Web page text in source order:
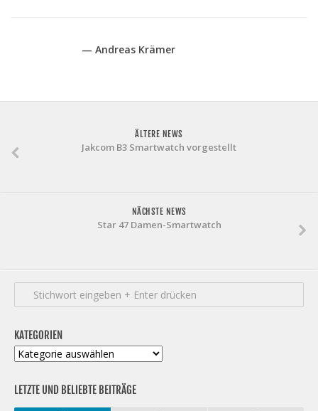
— Andreas Krämer
ÄLTERE NEWS
Jakcom B3 Smartwatch vorgestellt
NÄCHSTE NEWS
Star 47 Damen-Smartwatch
KATEGORIEN
Kategorien
LETZTE UND BELIEBTE BEITRÄGE